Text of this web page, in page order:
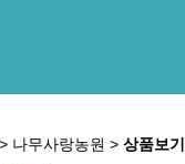
> 나무사랑농원 > 상품보기